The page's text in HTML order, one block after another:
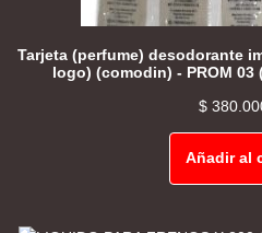
Tarjeta (perfume) desodorante
logo) (comodin) - PROM
$
Añadir al